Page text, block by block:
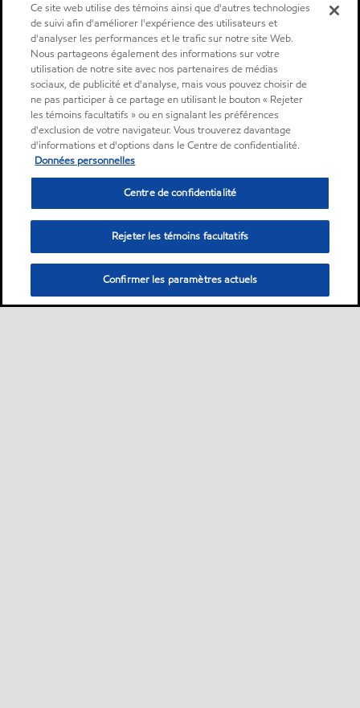
Ce site web utilise des témoins ainsi que d'autres technologies
de suivi afin d'améliorer l'expérience des utilisateurs et
d'analyser les performances et le trafic sur notre site Web.
Nous partageons également des informations sur votre
utilisation de notre site avec nos partenaires de médias
sociaux, de publicité et d'analyse, mais vous pouvez choisir de
ne pas participer à ce partage en utilisant le bouton « Rejeter
les témoins facultatifs » ou en signalant les préférences
d'exclusion de votre navigateur. Vous trouverez davantage
d'informations et d'options dans le Centre de confidentialité.
Données personnelles
Centre de confidentialité
Rejeter les témoins facultatifs
Confirmer les paramètres actuels